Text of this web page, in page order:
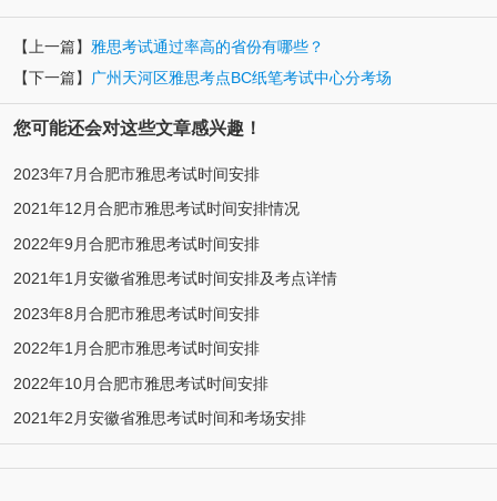
【上一篇】 雅思考试通过率高的省份有哪些？
【下一篇】
广州天河区雅思考点BC纸笔考试中心分考场
您可能还会对这些文章感兴趣！
2023年7月合肥市雅思考试时间安排
2021年12月合肥市雅思考试时间安排情况
2022年9月合肥市雅思考试时间安排
2021年1月安徽省雅思考试时间安排及考点详情
2023年8月合肥市雅思考试时间安排
2022年1月合肥市雅思考试时间安排
2022年10月合肥市雅思考试时间安排
2021年2月安徽省雅思考试时间和考场安排